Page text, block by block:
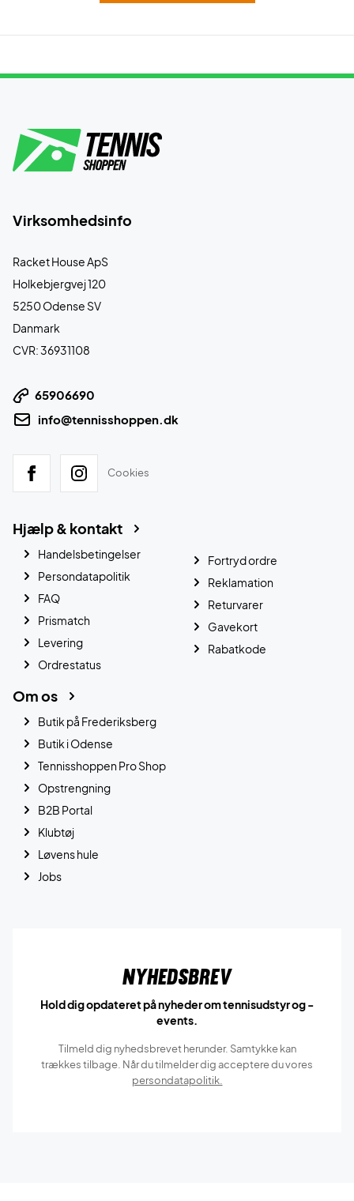
Virksomhedsinfo
Racket House ApS
Holkebjergvej 120
5250 Odense SV
Danmark
CVR: 36931108
65906690
info@tennisshoppen.dk
Cookies
Hjælp & kontakt
Handelsbetingelser
Persondatapolitik
FAQ
Prismatch
Levering
Ordrestatus
Fortryd ordre
Reklamation
Returvarer
Gavekort
Rabatkode
Om os
Butik på Frederiksberg
Butik i Odense
Tennisshoppen Pro Shop
Opstrengning
B2B Portal
Klubtøj
Løvens hule
Jobs
Nyhedsbrev
Hold dig opdateret på nyheder om tennisudstyr og -
events.
Tilmeld dig nyhedsbrevet herunder. Samtykke kan
trækkes tilbage. Når du tilmelder dig acceptere du vores
persondatapolitik.